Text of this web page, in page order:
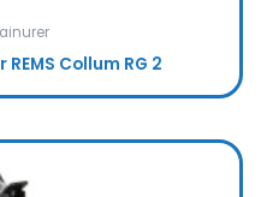
Collum RG 2